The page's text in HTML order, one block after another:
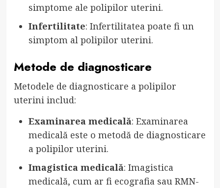
simptome ale polipilor uterini.
Infertilitate: Infertilitatea poate fi un
simptom al polipilor uterini.
Metode de diagnosticare
Metodele de diagnosticare a polipilor
uterini includ:
Examinarea medicală: Examinarea
medicală este o metodă de diagnosticare
a polipilor uterini.
Imagistica medicală: Imagistica
medicală, cum ar fi ecografia sau RMN-